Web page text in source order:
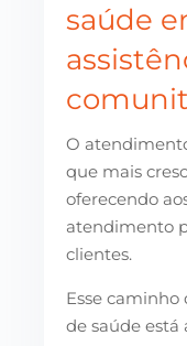
saúde
O
que mais
oferecendo
atendimento
clientes.
Esse caminho
de saúde